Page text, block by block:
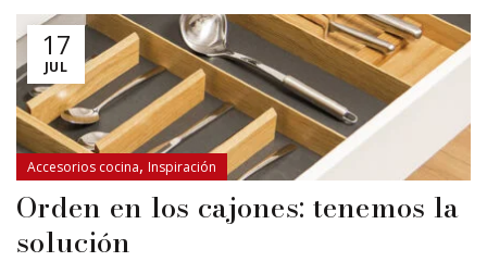
17
JUL
Accesorios cocina, Inspiración
Orden en los cajones: tenemos la
solución